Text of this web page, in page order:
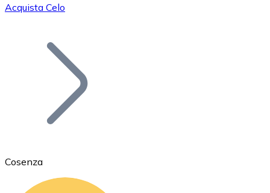
Bitcoin
Acquista Celo
Cosenza